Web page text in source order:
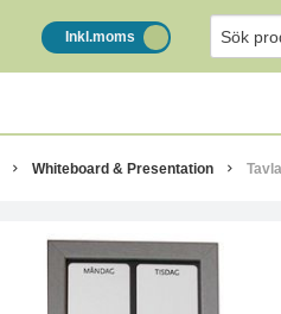
Inkl.moms
Whiteboard & Presentation